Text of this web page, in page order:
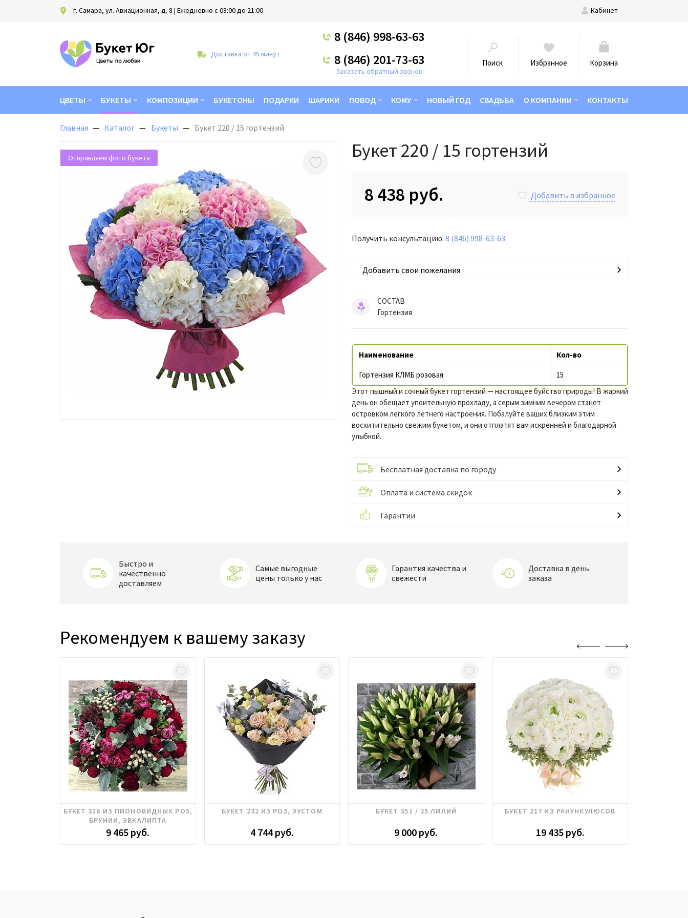
г. Самара, ул. Авиационная, д. 8 | Ежедневно с 08:00 до 21:00 Кабинет
Доставка от 45 минут
8 (846) 998-63-63
8 (846) 201-73-63
Заказать обратный звонок
Поиск Избранное Корзина
ЦВЕТЫ БУКЕТЫ КОМПОЗИЦИИ БУКЕТОНЫ ПОДАРКИ ШАРИКИ ПОВОД КОМУ НОВЫЙ ГОД СВАДЬБА О КОМПАНИИ КОНТАКТЫ
Главная Каталог Букеты Букет 220 / 15 гортензий
Отправляем фото букета
Букет 220 / 15 гортензий
8 438 руб.
Добавить в избранное
Получить консультацию: 8 (846) 998-63-63
Добавить свои пожелания
СОСТАВ
Гортензия
Наименование Кол-во
Гортензия КЛМБ розовая
15
Этот пышный и сочный букет гортензий — настоящее буйство природы! В жаркий
день он обещает упоительную прохладу, а серым зимним вечером станет
островком легкого летнего настроения. Побалуйте ваших близким этим
восхитительно свежим букетом, и они отплатят вам искренней и благодарной
улыбкой.
Бесплатная доставка по городу
Оплата и система скидок
Гарантии
Быстро и
качественно
доставляем
Самые выгодные
цены только у нас
Гарантия качества и
свежести
Доставка в день
заказа
Рекомендуем к вашему заказу
Капс (бруния), Пионовидные розы
БУКЕТ 316 ИЗ ПИОНОВИДНЫХ РОЗ,
БРУНИИ, ЭВКАЛИПТА
9 465 руб.
БУКЕТ 232 ИЗ РОЗ, ЭУСТОМ
4 744 руб.
Лилии
БУКЕТ 351 / 25 ЛИЛИЙ
9 000 руб.
БУКЕТ 217 ИЗ РАНУНКУЛЮСОВ
19 435 руб.